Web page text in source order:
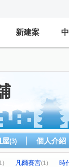
新建案
屋(3) 個人介紹
凡爾賽宮(1) 時